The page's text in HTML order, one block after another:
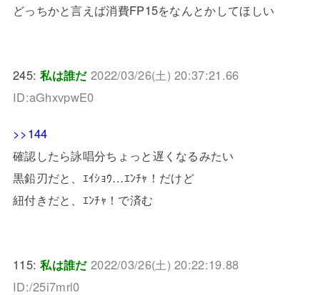
どっちかと言えば消費FP15をなんとかしてほしい
245:私は誰だ 2022/03/26(土) 20:37:21.66
ID:aGhxvpwE0
>>144
確認したら詠唱分ちょっと遅くなるみたい
黒鉛刃だと、ｴｲｼｮｳ…ｴﾝﾁｬ！だけど
紐付きだと、ｴﾝﾁｬ！で済む
115:私は誰だ 2022/03/26(土) 20:22:19.88
ID:/25i7mrl0